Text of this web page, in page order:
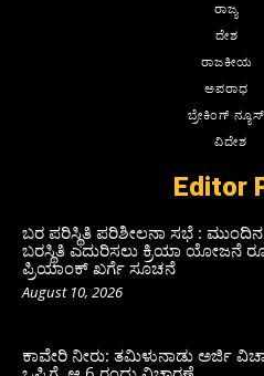
ರಾಜ್ಯ
ದೇಶ
ರಾಜಕೀಯ
ಅಪರಾಧ
ಬ್ರೇಕಿಂಗ್ ನ್ಯೂಸ್
ವಿದೇಶ
Editor
ಬರ ಪರಿಸ್ಥಿತಿ ಪರಿಶೀಲನಾ ಸಭೆ :
ಬರಸ್ಥಿತಿ ಎದುರಿಸಲು ಕ್ರಿಯಾ ಯೋಜನೆ
ಪ್ರಿಯಾಂಕ್ ಖರ್ಗೆ ಸೂಚನೆ
August 10, 2026
ಕಾವೇರಿ ನೀರು: ತಮಿಳುನಾಡು ಅರ್ಜಿ